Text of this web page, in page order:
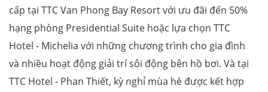
cấp tại TTC Van Phong Bay Resort với ưu đãi đến 50%
hạng phòng Presidential Suite hoặc lựa chọn TTC
Hotel - Michelia với những chương trình cho gia đình
và nhiều hoạt động giải trí sôi động bên hồ bơi. Và tại
TTC Hotel - Phan Thiết, kỳ nghỉ mùa hè được kết hợp